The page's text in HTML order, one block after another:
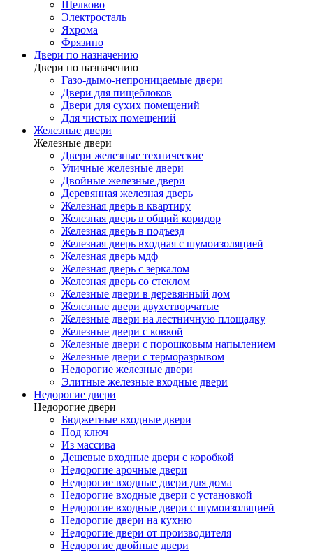
Щелково
Электросталь
Яхрома
Фрязино
Двери по назначению
Двери по назначению
Газо-дымо-непроницаемые двери
Двери для пищеблоков
Двери для сухих помещений
Для чистых помещений
Железные двери
Железные двери
Двери железные технические
Уличные железные двери
Двойные железные двери
Деревянная железная дверь
Железная дверь в квартиру
Железная дверь в общий коридор
Железная дверь в подъезд
Железная дверь входная с шумоизоляцией
Железная дверь мдф
Железная дверь с зеркалом
Железная дверь со стеклом
Железные двери в деревянный дом
Железные двери двухстворчатые
Железные двери на лестничную площадку
Железные двери с ковкой
Железные двери с порошковым напылением
Железные двери с терморазрывом
Недорогие железные двери
Элитные железные входные двери
Недорогие двери
Недорогие двери
Бюджетные входные двери
Под ключ
Из массива
Дешевые входные двери с коробкой
Недорогие арочные двери
Недорогие входные двери для дома
Недорогие входные двери с установкой
Недорогие входные двери с шумоизоляцией
Недорогие двери на кухню
Недорогие двери от производителя
Недорогие двойные двери